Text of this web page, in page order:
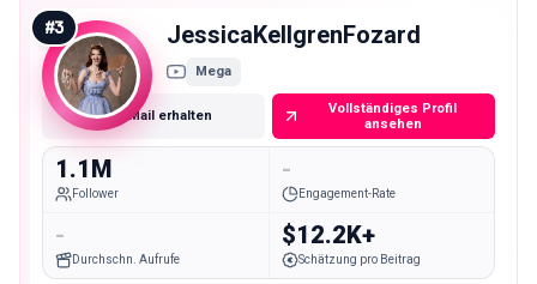
#3 JessicaKellgrenFozard
Mega
E-Mail erhalten
Vollständiges Profil
ansehen
1.1M
Follower
-
Engagement-Rate
-
Durchschn. Aufrufe
$12.2K+
Schätzung pro Beitrag